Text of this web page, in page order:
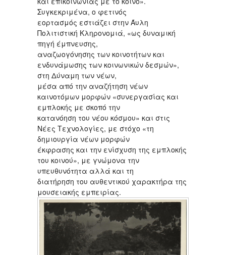
Συγκεκριμένα, ο φετινός
εορτασμός εστιάζει στην Άυλη
Πολιτιστική Κληρονομιά, «ως δυναμική
πηγή έμπνευσης,
αναζωογόνησης των κοινοτήτων και
ενδυνάμωσης των κοινωνικών δεσμών»,
στη Δύναμη των νέων,
μέσα από την αναζήτηση νέων
καινοτόμων μορφών «συνεργασίας και
εμπλοκής με σκοπό την
κατανόηση του νέου κόσμου» και στις
Νέες Τεχνολογίες, με στόχο «τη
δημιουργία νέων μορφών
έκφρασης και την ενίσχυση της εμπλοκής
του κοινού», με γνώμονα την
υπευθυνότητα αλλά και τη
διατήρηση του αυθεντικού χαρακτήρα της
μουσειακής εμπειρίας.